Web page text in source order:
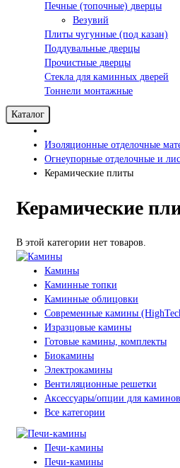
Печные (топочные) дверцы
Везувий
Плиты чугунные (под казан)
Поддувальные дверцы
Прочистные дверцы
Стекла для каминных дверей
Тоннели монтажные
Каталог
Изоляционные отделочные
Огнеупорные отделочные и
Керамические плиты
Керамические
В этой категории нет товаров.
Камины
Каминные топки
Каминные облицовки
Современные камины
Изразцовые камины
Готовые камины, комплекты
Биокамины
Электрокамины
Вентиляционные решетки
Аксессуары/опции для каминов
Все категории
Печи-камины
Печи-камины